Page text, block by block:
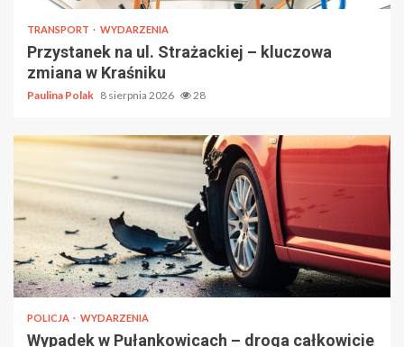
TRANSPORT WYDARZENIA
Przystanek na ul. Strażackiej – kluczowa
zmiana w Kraśniku
Paulina Polak 8 sierpnia 2026 28
POLICJA WYDARZENIA
Wypadek w Pułankowicach – droga całkowicie